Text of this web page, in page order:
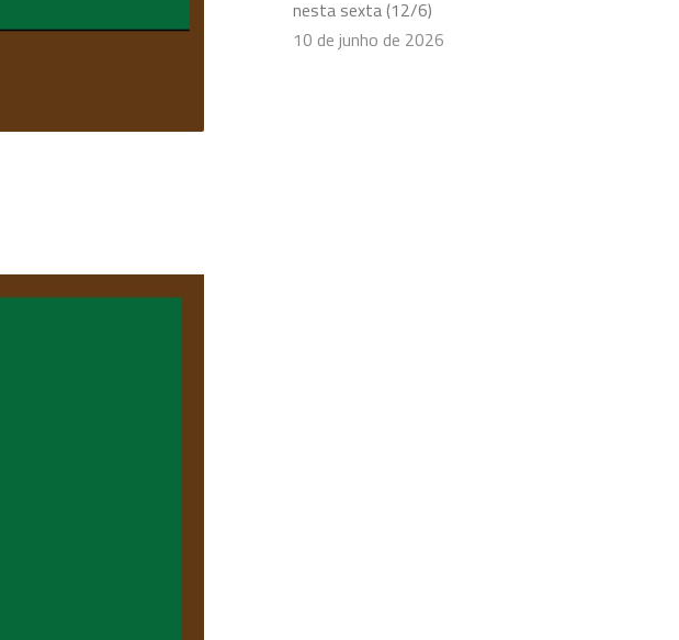
nesta sexta (12/6)
10 de junho de 2026